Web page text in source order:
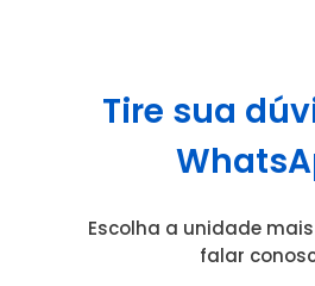
Tire sua
Escolha a unidade
falar